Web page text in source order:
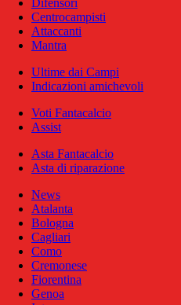
Difensori
Centrocampisti
Attaccanti
Mantra
Ultime dai Campi
Indicazioni amichevoli
Voti Fantacalcio
Assist
Asta Fantacalcio
Asta di riparazione
News
Atalanta
Bologna
Cagliari
Como
Cremonese
Fiorentina
Genoa